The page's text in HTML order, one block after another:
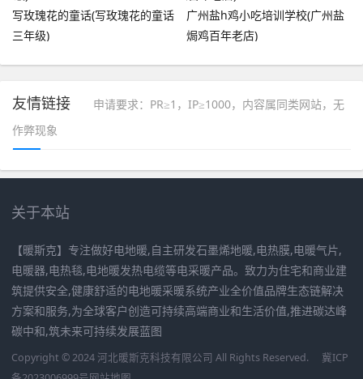
写玫瑰花的童话(写玫瑰花的童话
三年级)
广州盐h鸡小吃培训学校(广州盐
焗鸡百年老店)
友情链接
申请要求：PR≥1，IP≥1000，内容属同类网站，无
作弊现象
关于本站
【暖斯克】专注做好电地暖,自主研发石墨烯地暖,电热膜,电暖气片,
电暖器,电热毯,电地暖发热电缆等电采暖产品。致力为住宅和商业建
筑提供安全,健康舒适的电地暖采暖系统产业全价值品牌生态链解决
方案和服务,为全球客户创造可持续高端商业和生活价值,推进碳达峰
碳中和,筑未来可持续发展蓝图
Copyright © 2024 河北暖斯克科技有限公司 All Rights Reserved.
冀ICP